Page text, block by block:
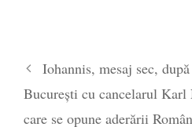
Iohannis, mesaj sec,
București cu cancelarul
care se opune aderării